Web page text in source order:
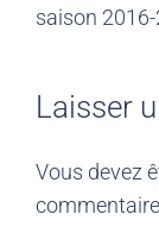
saison
Laisser
Vous devez